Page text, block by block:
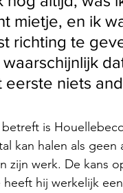
mietje, en ik
richting te
niets
is
kan halen als
zijn werk. De kans
hij werkelijk